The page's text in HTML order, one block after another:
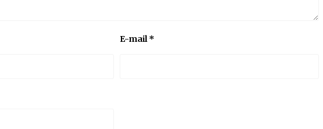
E-mail*